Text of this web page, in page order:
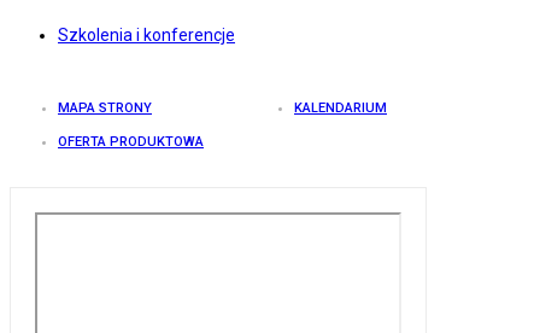
Szkolenia i konferencje
MAPA STRONY KALENDARIUM
OFERTA PRODUKTOWA